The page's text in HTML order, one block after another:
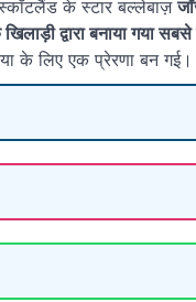
के स्टार बल्लेबाज़
द्वारा बनाया गया
के लिए एक प्रेरणा बन गई।